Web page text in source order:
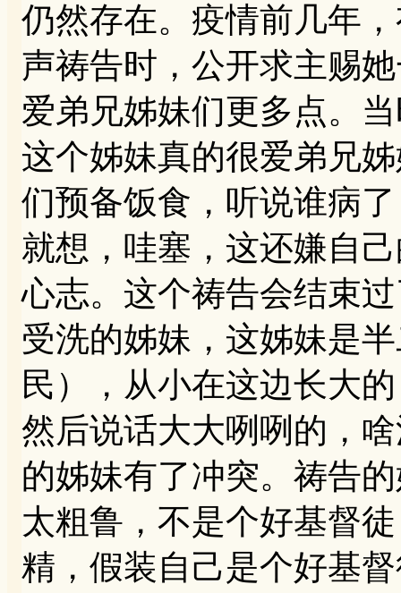
仍然存在。疫情前几年
声祷告时，公开求主赐
爱弟兄姊妹们更多点。
这个姊妹真的很爱弟兄
们预备饭食，听说谁病
就想，哇塞，这还嫌自
心志。这个祷告会结束
受洗的姊妹，这姊妹是
民），从小在这边长大
然后说话大大咧咧的，
的姊妹有了冲突。祷告
太粗鲁，不是个好基督
精，假装自己是个好基